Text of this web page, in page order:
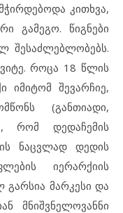
კითხვა,
გამეგო. წიგნები
შესაძლებლობებს.
როცა 18 წლის
იმიტომ შევარჩიე,
(განთიადი,
რომ დედაჩემის
ნაცვლად დედის
იერარქიის
გარსია მარკესი და
მნიშვნელოვანნი